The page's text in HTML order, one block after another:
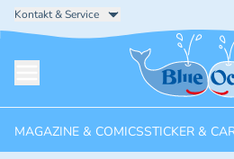
Kontakt & Service
Startseite
MAGAZINE & COMICSSTICKER &